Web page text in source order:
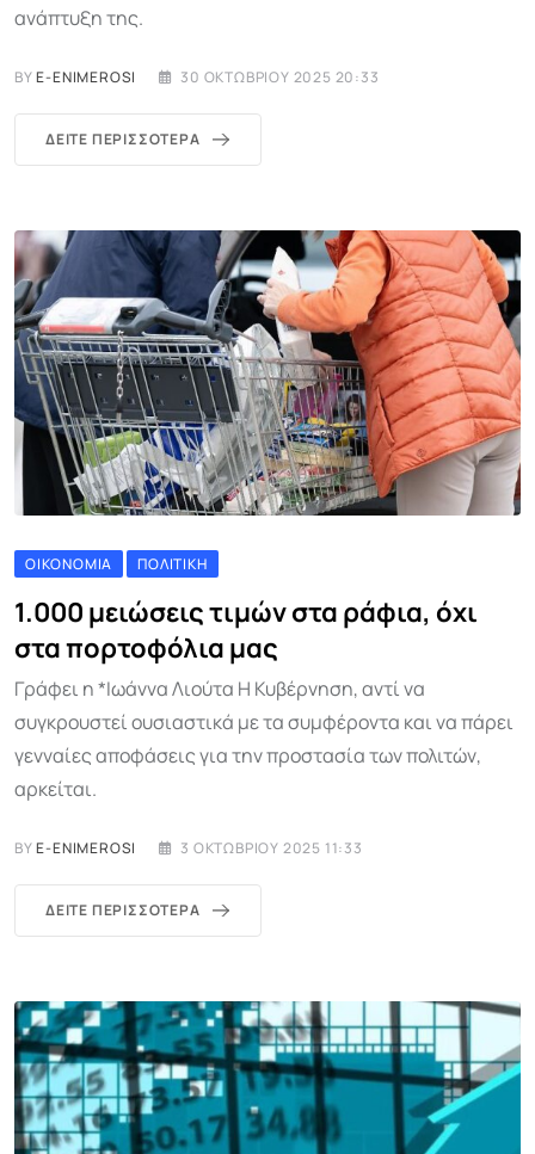
ανάπτυξη της.
BYE-ENIMEROSI 30 ΟΚΤΩΒΡΊΟΥ 2025 20:33
ΔΕΊΤΕ ΠΕΡΙΣΣΌΤΕΡΑ
ΟΙΚΟΝΟΜΊΑ ΠΟΛΙΤΙΚΉ
1.000 μειώσεις τιμών στα ράφια, όχι
στα πορτοφόλια μας
Γράφει η *Ιωάννα Λιούτα Η Κυβέρνηση, αντί να
συγκρουστεί ουσιαστικά με τα συμφέροντα και να πάρει
γενναίες αποφάσεις για την προστασία των πολιτών,
αρκείται.
BYE-ENIMEROSI 3 ΟΚΤΩΒΡΊΟΥ 2025 11:33
ΔΕΊΤΕ ΠΕΡΙΣΣΌΤΕΡΑ